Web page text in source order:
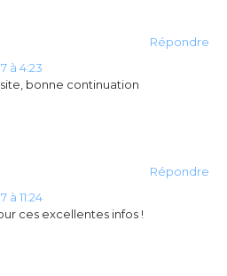
Répondre
à 4:23
bonne continuation
Répondre
à 11:24
ces excellentes infos !